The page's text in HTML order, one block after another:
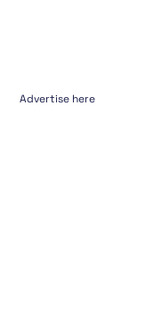
Advertise here